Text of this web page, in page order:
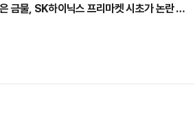
금물, SK하이닉스 프리마켓 시초가 논란 재